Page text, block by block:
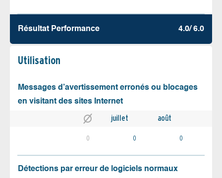
Résultat Performance 4.0/ 6.0
Utilisation
Messages d’avertissement erronés ou blocages
en visitant des sites Internet
juillet août
0 0 0
Détections par erreur de logiciels normaux